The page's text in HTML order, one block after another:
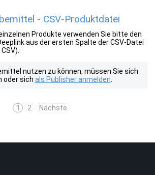
- CSV-Produktdatei
Produkte verwenden Sie bitte den
aus der ersten Spalte der CSV-Datei
nutzen zu können, müssen Sie sich
oder sich als Publisher anmelden
1 2 Nächste